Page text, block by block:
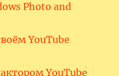
Photo and
YouTube
YouTube